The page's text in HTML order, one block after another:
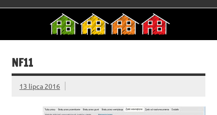
NF11
13 lipca 2016